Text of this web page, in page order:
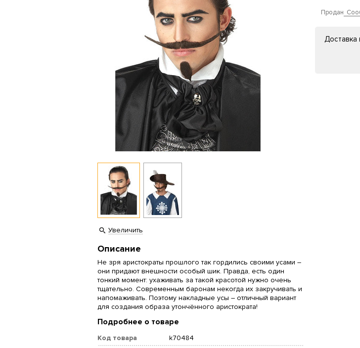
Увеличить
Продан
Доставка
Описание
Не зря аристократы прошлого так гордились своими усами –
они придают внешности особый шик. Правда, есть один
тонкий момент: ухаживать за такой красотой нужно очень
тщательно. Современным баронам некогда их закручивать и
напомаживать. Поэтому накладные усы – отличный вариант
для создания образа утончённого аристократа!
Подробнее о товаре
Код товара
k70484